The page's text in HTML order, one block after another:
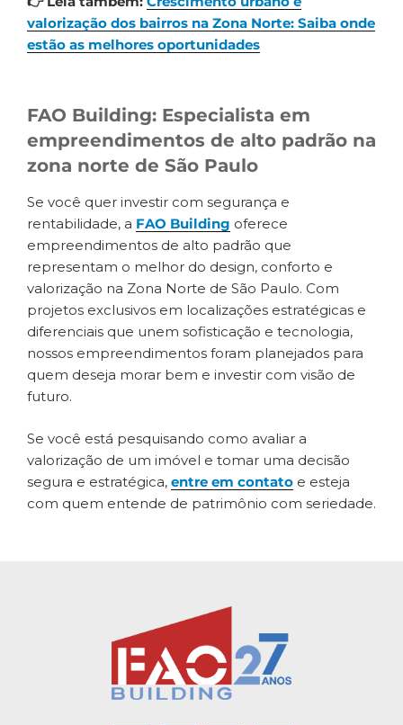
valorização dos bairros na Zona Norte: Saiba onde
estão as melhores oportunidades
FAO Building: Especialista em
empreendimentos de alto padrão na
zona norte de São Paulo
Se você quer investir com segurança e
rentabilidade, a FAO Building oferece
empreendimentos de alto padrão que
representam o melhor do design, conforto e
valorização na Zona Norte de São Paulo. Com
projetos exclusivos em localizações estratégicas e
diferenciais que unem sofisticação e tecnologia,
nossos empreendimentos foram planejados para
quem deseja morar bem e investir com visão de
futuro.
Se você está pesquisando como avaliar a
valorização de um imóvel e tomar uma decisão
segura e estratégica, entre em contato e esteja
com quem entende de patrimônio com seriedade.